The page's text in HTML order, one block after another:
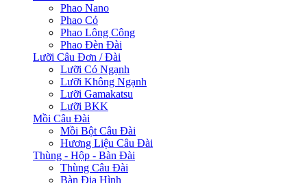
Phao Nano
Phao Cỏ
Phao Lông Công
Phao Đèn Đài
Lưỡi Câu Đơn / Đài
Lưỡi Có Ngạnh
Lưỡi Không Ngạnh
Lưỡi Gamakatsu
Lưỡi BKK
Mồi Câu Đài
Mồi Bột Câu Đài
Hương Liệu Câu Đài
Thùng - Hộp - Bàn Đài
Thùng Câu Đài